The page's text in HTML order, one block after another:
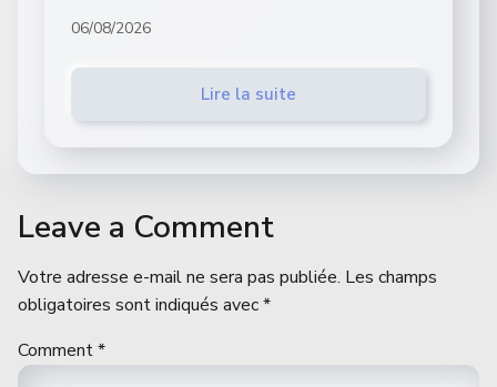
06/08/2026
Lire la suite
Leave a Comment
Votre adresse e-mail ne sera pas publiée. Les champs
obligatoires sont indiqués avec*
Comment*